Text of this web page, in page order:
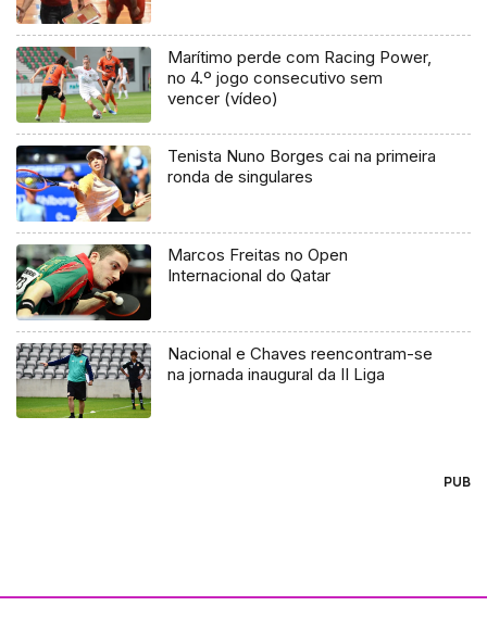
Marítimo perde com Racing Power,
no 4.º jogo consecutivo sem
vencer (vídeo)
Tenista Nuno Borges cai na primeira
ronda de singulares
Marcos Freitas no Open
Internacional do Qatar
Nacional e Chaves reencontram-se
na jornada inaugural da II Liga
PUB